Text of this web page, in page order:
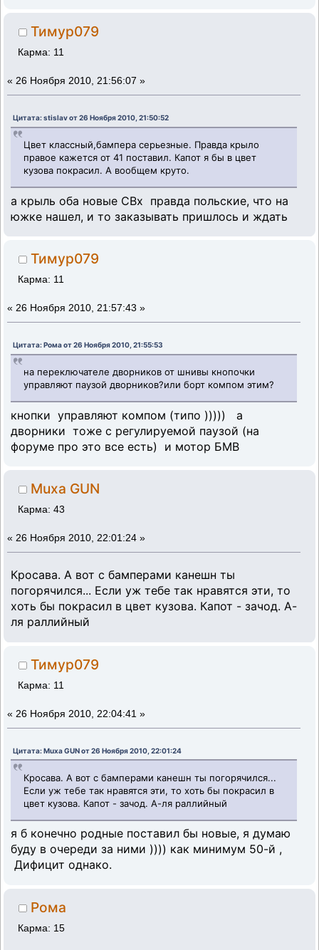
Тимур079
Карма: 11
« 26 Ноября 2010, 21:56:07 »
Цитата: stislav от 26 Ноября 2010, 21:50:52
Цвет классный,бампера серьезные. Правда крыло
правое кажется от 41 поставил. Капот я бы в цвет
кузова покрасил. А вообщем круто.
а крыль оба новые СВх правда польские, что на
южке нашел, и то заказывать пришлось и ждать
Тимур079
Карма: 11
« 26 Ноября 2010, 21:57:43 »
Цитата: Рома от 26 Ноября 2010, 21:55:53
на переключателе дворников от шнивы кнопочки
управляют паузой дворников?или борт компом этим?
кнопки управляют компом (типо ))))) а
дворники тоже с регулируемой паузой (на
форуме про это все есть) и мотор БМВ
Muxa GUN
Карма: 43
« 26 Ноября 2010, 22:01:24 »
Кросава. А вот с бамперами канешн ты
погорячился... Если уж тебе так нравятся эти, то
хоть бы покрасил в цвет кузова. Капот - зачод. А-
ля раллийный
Тимур079
Карма: 11
« 26 Ноября 2010, 22:04:41 »
Цитата: Muxa GUN от 26 Ноября 2010, 22:01:24
Кросава. А вот с бамперами канешн ты погорячился...
Если уж тебе так нравятся эти, то хоть бы покрасил в
цвет кузова. Капот - зачод. А-ля раллийный
я б конечно родные поставил бы новые, я думаю
буду в очереди за ними )))) как минимум 50-й ,
Дифицит однако.
Рома
Карма: 15